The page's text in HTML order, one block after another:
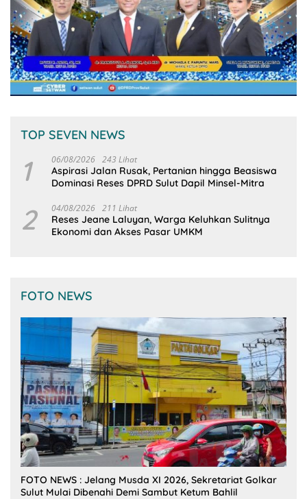
TOP SEVEN NEWS
1 06/08/2026 243 Lihat
Aspirasi Jalan Rusak, Pertanian hingga Beasiswa
Dominasi Reses DPRD Sulut Dapil Minsel-Mitra
2 04/08/2026 211 Lihat
Reses Jeane Laluyan, Warga Keluhkan Sulitnya
Ekonomi dan Akses Pasar UMKM
FOTO NEWS
FOTO NEWS : Jelang Musda XI 2026, Sekretariat Golkar
Sulut Mulai Dibenahi Demi Sambut Ketum Bahlil